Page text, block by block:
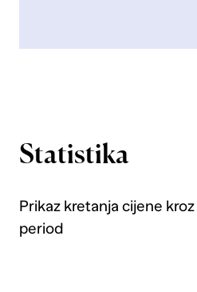
Statistika
Prikaz kretanja cijene
period